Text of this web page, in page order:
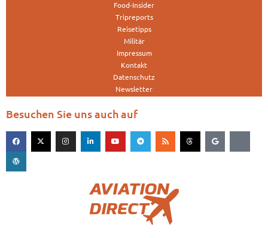
Food-Insider
Tripreports
Reisetipps
Militär
Impressum
Kontakt
Datenschutz
Newsletter
Besuchen Sie uns auch auf